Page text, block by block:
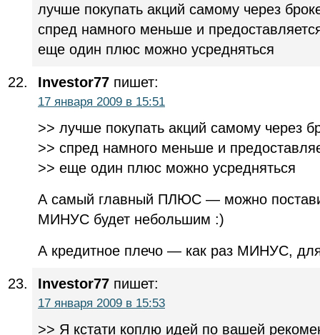
лучше покупать акций самому через
спред намного меньше и
еще один плюс можно усредняться
Investor77 пишет:
17 января 2009 в 15:51
>> лучше покупать акций самому через
>> спред намного меньше и
>> еще один плюс можно усредняться
А самый главный ПЛЮС — можно
МИНУС будет небольшим :)
А кредитное плечо — как раз МИНУС,
Investor77 пишет:
17 января 2009 в 15:53
>> Я кстати коплю идей по вашей